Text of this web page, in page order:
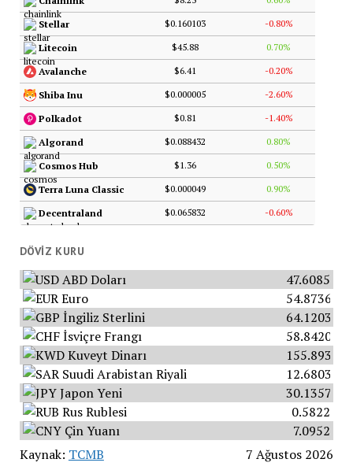
Stellar $0.160103 -0.80%
Litecoin $45.88 0.70%
Avalanche $6.41 -0.20%
Shiba Inu $0.000005 -2.60%
Polkadot $0.81 -1.40%
Algorand $0.088432 0.80%
Cosmos Hub $1.36 0.50%
Terra Luna Classic $0.000049 0.90%
Decentraland $0.065832 -0.60%
DÖVIZ KURU
ABD Doları
47.6085
Euro
54.8736
İngiliz Sterlini
64.1203
İsviçre Frangı
58.8420
Kuveyt Dinarı
155.8934
Suudi Arabistan Riyali
12.6803
Japon Yeni
30.1357
Rus Rublesi
0.5822
Çin Yuanı
7.0952
Kaynak: TCMB 7 Ağustos 2026